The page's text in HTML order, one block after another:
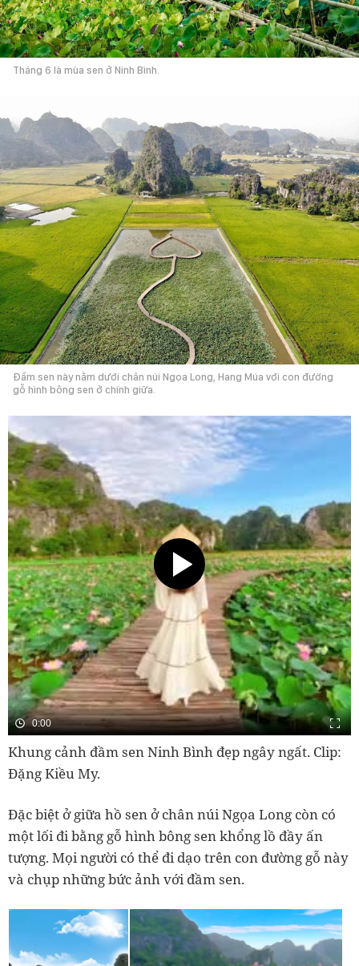
Tháng 6 là mùa sen ở Ninh Bình.
Đầm sen này nằm dưới chân núi Ngọa Long, Hang Múa với con đường
gỗ hình bông sen ở chính giữa.
Khung cảnh đầm sen Ninh Bình đẹp ngây ngất. Clip:
Đặng Kiều My.
Đặc biệt ở giữa hồ sen ở chân núi Ngọa Long còn có
một lối đi bằng gỗ hình bông sen khổng lồ đầy ấn
tượng. Mọi người có thể đi dạo trên con đường gỗ này
và chụp những bức ảnh với đầm sen.